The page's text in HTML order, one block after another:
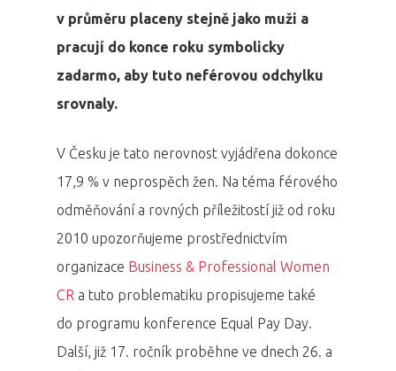
v průměru placeny stejně jako muži a
pracují do konce roku symbolicky
zadarmo, aby tuto neférovou odchylku
srovnaly.
V Česku je tato nerovnost vyjádřena dokonce
17,9 % v neprospěch žen. Na téma férového
odměňování a rovných příležitostí již od roku
2010 upozorňujeme prostřednictvím
organizace Business & Professional Women
CR a tuto problematiku propisujeme také
do programu konference Equal Pay Day.
Další, již 17. ročník proběhne ve dnech 26. a